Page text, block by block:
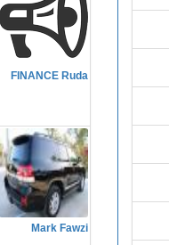
FINANCE Ruda
Mark Fawzi